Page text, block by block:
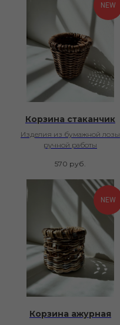
NEW
Корзина стаканчик
Изделия из бумажной лозы
ручной работы
570 руб.
NEW
Корзина ажурная